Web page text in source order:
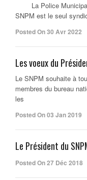
La Police
SNPM est le seul
Posted On 30 Avr 2022
Les voeux du
Le SNPM souhaite à
membres du bureau
les
Posted On 03 Jan 2019
Le Président du
Posted On 27 Déc 2018